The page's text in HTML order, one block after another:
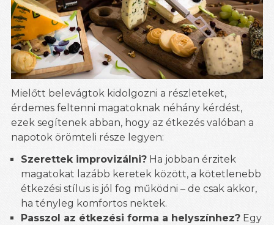
Mielőtt belevágtok kidolgozni a részleteket,
érdemes feltenni magatoknak néhány kérdést,
ezek segítenek abban, hogy az étkezés valóban a
napotok örömteli része legyen:
Szerettek improvizálni? Ha jobban érzitek
magatokat lazább keretek között, a kötetlenebb
étkezési stílus is jól fog működni – de csak akkor,
ha tényleg komfortos nektek.
Passzol az étkezési forma a helyszínhez? Egy